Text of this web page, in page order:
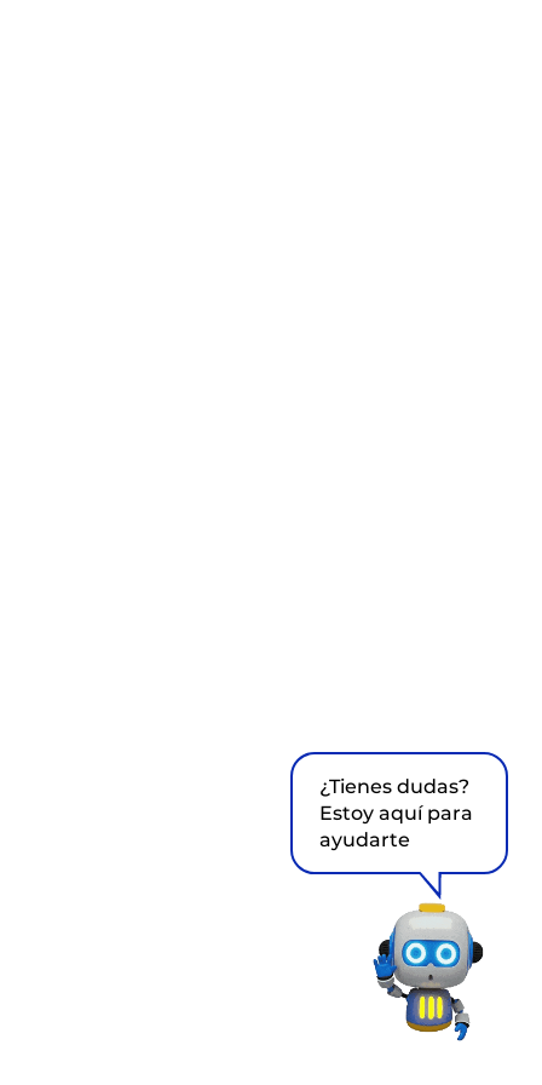
¿Tienes dudas?
Estoy aquí para
ayudarte